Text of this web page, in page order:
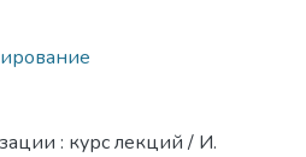
: курс лекций / И.